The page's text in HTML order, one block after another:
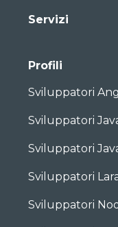
Servizi
Profili
Sviluppatori
Sviluppatori
Sviluppatori
Sviluppatori
Sviluppatori